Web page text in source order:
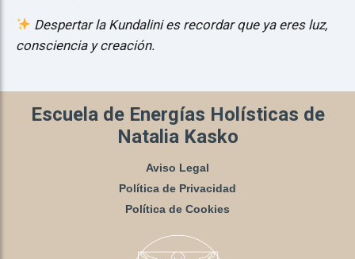
Despertar la Kundalini es recordar que ya eres luz,
consciencia y creación.
Escuela de Energías Holísticas de
Natalia Kasko
Aviso Legal
Política de Privacidad
Política de Cookies